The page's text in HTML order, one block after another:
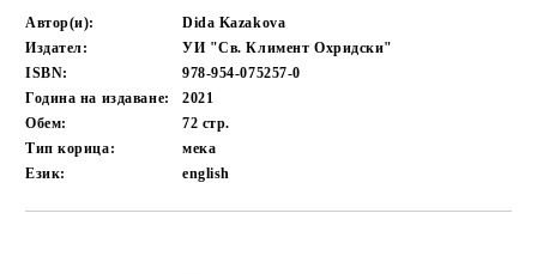
Автор(и):
Dida Kazakova
Издател:
УИ "Св. Климент Охридски"
ISBN:
978-954-075257-0
Година на издаване:
2021
Обем:
72 стр.
Тип корица:
мека
Език:
english